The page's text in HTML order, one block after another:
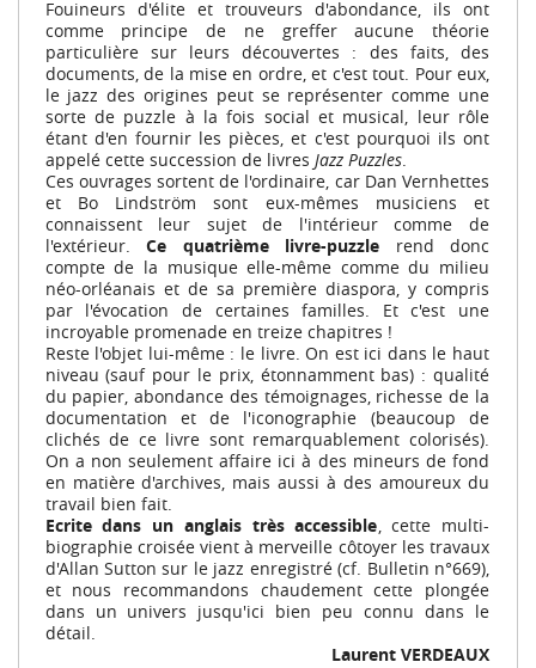
Fouineurs d'élite et trouveurs d'abondance, ils ont
comme principe de ne greffer aucune théorie
particulière sur leurs découvertes : des faits, des
documents, de la mise en ordre, et c'est tout. Pour eux,
le jazz des origines peut se représenter comme une
sorte de puzzle à la fois social et musical, leur rôle
étant d'en fournir les pièces, et c'est pourquoi ils ont
appelé cette succession de livres Jazz Puzzles.
Ces ouvrages sortent de l'ordinaire, car Dan Vernhettes
et Bo Lindström sont eux-mêmes musiciens et
connaissent leur sujet de l'intérieur comme de
l'extérieur.Ce quatrième livre-puzzle rend donc
compte de la musique elle-même comme du milieu
néo-orléanais et de sa première diaspora, y compris
par l'évocation de certaines familles. Et c'est une
incroyable promenade en treize chapitres !
Reste l'objet lui-même : le livre. On est ici dans le haut
niveau (sauf pour le prix, étonnamment bas) : qualité
du papier, abondance des témoignages, richesse de la
documentation et de l'iconographie (beaucoup de
clichés de ce livre sont remarquablement colorisés).
On a non seulement affaire ici à des mineurs de fond
en matière d'archives, mais aussi à des amoureux du
travail bien fait.
Ecrite dans un anglais très accessible, cette multi-
biographie croisée vient à merveille côtoyer les travaux
d'Allan Sutton sur le jazz enregistré (cf. Bulletin n°669),
et nous recommandons chaudement cette plongée
dans un univers jusqu'ici bien peu connu dans le
détail.
Laurent VERDEAUX